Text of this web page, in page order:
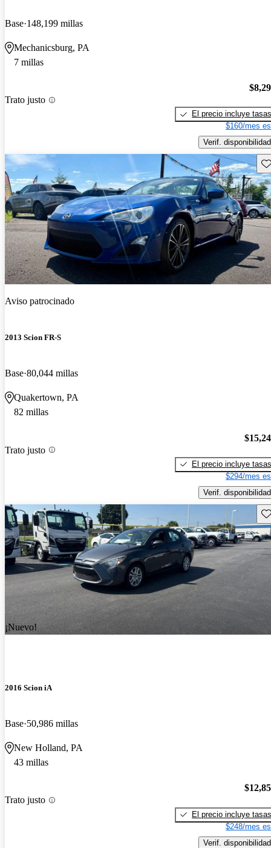
Base 148,199 millas
Mechanicsburg, PA
7 millas
Trato justo
El precio incluye tasas
$160/mes
Verif. disponibilidad
Aviso patrocinado
2013 Scion FR-S
Base 80,044 millas
Quakertown, PA
82 millas
Trato justo
El precio incluye tasas
$294/mes
Verif. disponibilidad
¡Nuevo!
2016 Scion iA
Base 50,986 millas
New Holland, PA
43 millas
Trato justo
El precio incluye tasas
$248/mes
Verif. disponibilidad